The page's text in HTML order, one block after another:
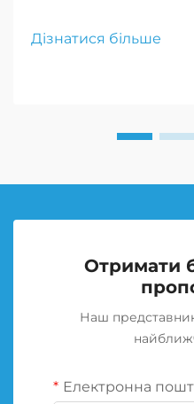
міцністю забезпечують
Дізнатися більше
Отримати
Наш
Електронна